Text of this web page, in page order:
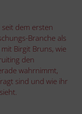
dem ersten
Branche als
Birgit Bruns, wie
den
wahrnimmt,
sind und wie ihr